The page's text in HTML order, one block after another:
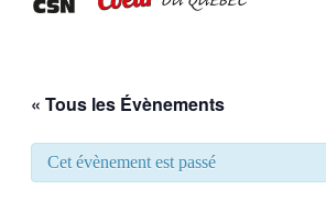
« Tous les Évènements
Cet évènement est passé